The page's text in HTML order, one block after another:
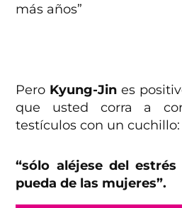
más años”
Pero Kyung-Jin es
que usted corra a
testículos con un cuchillo:
“sólo aléjese del
pueda de las mujeres”.